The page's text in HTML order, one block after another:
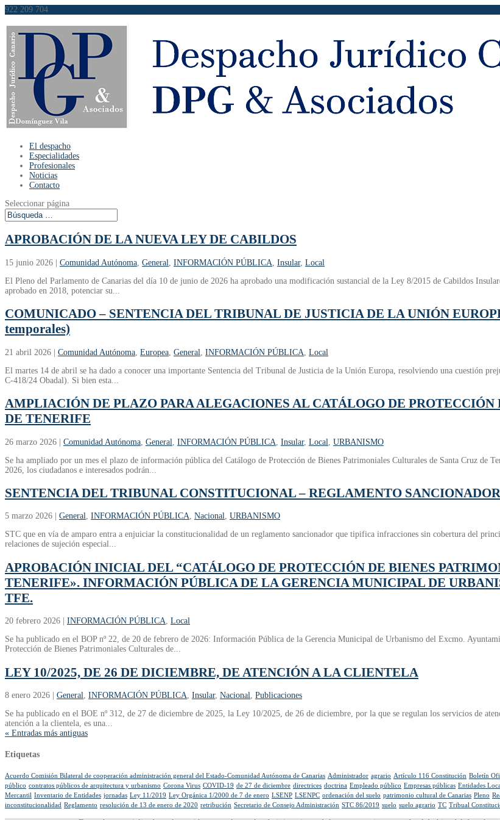
922 209 704
El despacho
Especialidades
Profesionales
Noticias
Contacto
Seleccionar página
APROBACIÓN DE LA NUEVA LEY DE CABILDOS
15 junio 2026 Comunidad Autónoma General INFORMACIÓN PÚBLICA Insular, Local
El Pleno del Parlamento de Canarias del día 10 de junio de 2026 ha aprobado una modificación sustancial de la Ley 8/2015 de Cabildos
aprobado en 2018, potenciar su...
COMUNICADO – SENTENCIA DEL TRIBUNAL DE JUSTICIA DE LA UNIÓN
temporales)
21 abril 2026 | Comunidad Autónoma Europea General INFORMACIÓN PÚBLICA Local
El martes 14 de abril se ha dado a conocer una importante Sentencia del Tribunal de Justicia de la Unión Europa, resolviendo una cuestión
C-418/24 Obadal). Si bien esta...
AMPLIACIÓN DE PLAZO PARA ALEGACIONES AL CATÁLOGO DE
DE TENERIFE
26 marzo 2026 | Comunidad Autónoma General INFORMACIÓN PÚBLICA Insular, Local URBANISMO
Se ha ampliado por un mes el plazo de información pública del Catálogo de Protección de Bienes Patrimoniales Culturales de Santa Cruz de
2026, los ciudadanos e interesados podrán...
SENTENCIA DEL TRIBUNAL CONSTITUCIONAL – REGLAMENTO
5 marzo 2026 General, INFORMACIÓN PÚBLICA, Nacional, URBANISMO
STC que en vía de amparo entra a enjuiciar la constitucionalidad de un reglamento sancionador que tipifica infracciones sin cobertura del
relaciones de sujeción especial...
APROBACIÓN INICIAL DEL “CATÁLOGO DE PROTECCIÓN DE BIENES
TENERIFE». INFORMACIÓN PÚBLICA DE LA GERENCIA MUNICIPAL DE
TFE.
20 febrero 2026 INFORMACIÓN PÚBLICA, Local
Se ha publicado en el BOP nº 22, de 20 de febrero de 2026: Información Pública de la Gerencia Municipal de Urbanismo del Excmo.
Protección de Bienes Patrimoniales Culturales de...
LEY 10/2025, DE 26 DE DICIEMBRE, DE ATENCIÓN A LA CLIENTELA
8 enero 2026 General, INFORMACIÓN PÚBLICA, Insular, Nacional, Publicaciones
Se ha publicado en el BOE nº 312, de 27 de diciembre de 2025, la Ley 10/2025, de 26 de diciembre, por la que se regulan los servicios de
atención a la clientela, es una...
« Entradas más antiguas
Etiquetas
Acuerdo Comisión Bilateral de cooperación administración general del Estado-Comunidad Autónoma de Canarias Administrador agrario Artículo 116 Constitución Boletín
público contratos públicos de arquitectura y urbanismo Corona Virus COVID-19 de 27 de diciembre directrices doctrina Empleado público Empresas públicas Entidades
Mercantil Inventario de Entidades jornadas Ley 11/2019 Ley Orgánica 1/2000 de 7 de enero LSENP LSENPC ordenación del suelo patrimonio cultural de Canarias Pleno
inconstitucionalidad Reglamento resolución de 13 de enero de 2020 retribución Secretario de Consejo Administración STC 86/2019 suelo suelo agrario TC Tribual